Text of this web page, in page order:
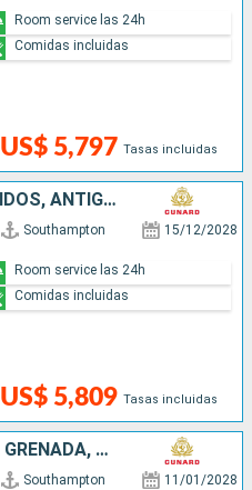
US$ 5,797 Tasas incluidas
Room service las 24h
Comidas incluidas
REINO UNIDO, ESTADOS UNIDOS, ANTIGUA Y BARBUDA, SANTA LUCIA, BARBADOS, SAN MARTÍN
Southampton 15/12/2028
US$ 5,809 Tasas incluidas
Room service las 24h
Comidas incluidas
REINO UNIDO, SAN MARTÍN, GRENADA, SANTA LUCIA, BARBADOS, DOMINICA, ANTIGUA Y BARBUDA, PORTUGAL
Southampton 11/01/2028